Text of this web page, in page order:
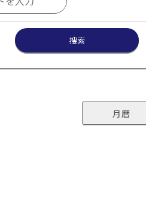
搜索
月曆